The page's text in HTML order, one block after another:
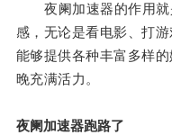
夜阑加速器的作用就
感，无论是看电影、打
能够提供各种丰富多样
晚充满活力。
夜阑加速器跑路了